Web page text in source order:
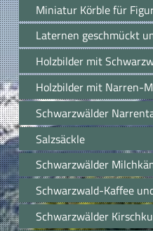
Miniatur Körble für
Laternen geschmückt
Holzbilder mit
Holzbilder mit Narren-
Schwarzwälder
Salzsäckle
Schwarzwälder
Schwarzwald-Kaffee
Schwarzwälder